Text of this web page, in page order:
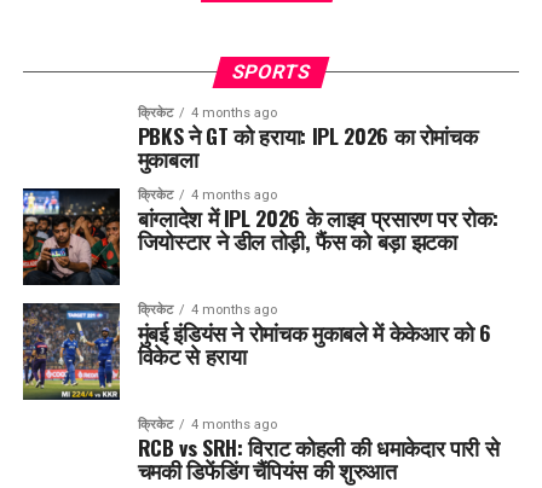
SPORTS
क्रिकेट 4 months ago
PBKS ने GT को हराया: IPL 2026 का रोमांचक
मुकाबला
क्रिकेट 4 months ago
बांग्लादेश में IPL 2026 के लाइव प्रसारण पर रोक:
जियोस्टार ने डील तोड़ी, फैंस को बड़ा झटका
क्रिकेट 4 months ago
मुंबई इंडियंस ने रोमांचक मुकाबले में केकेआर को 6
विकेट से हराया
क्रिकेट 4 months ago
RCB vs SRH: विराट कोहली की धमाकेदार पारी से
चमकी डिफेंडिंग चैंपियंस की शुरुआत